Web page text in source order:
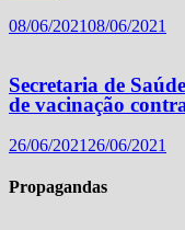
08/06/202108/06/2021
Secretaria de
de vacinação
26/06/2021 26/06/2021
Propagandas